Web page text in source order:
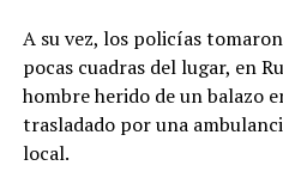
A su vez, los policías
pocas cuadras del lugar, en
hombre herido de un balazo
trasladado por una
local.